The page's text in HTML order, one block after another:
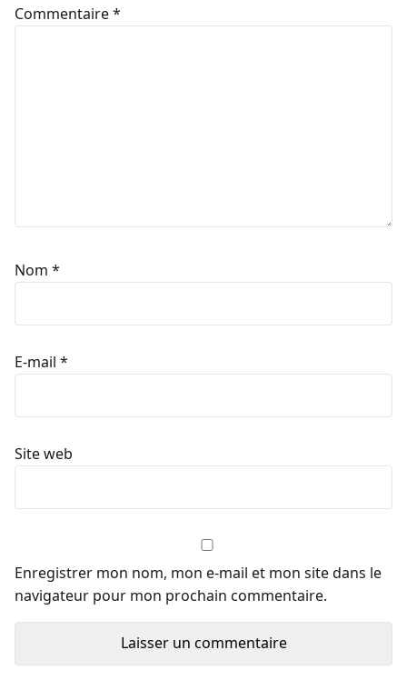
Commentaire*
Nom *
E-mail *
Site web
Enregistrer mon nom, mon e-mail et mon site dans le
navigateur pour mon prochain commentaire.